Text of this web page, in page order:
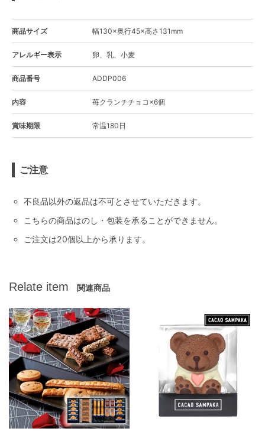
商品サイズ 幅130×奥行45×高さ131mm
アレルギー表示 卵、乳、小麦
商品番号 ADDP006
内容 苺クランチチョコ×6個
賞味期限 常温180日
ご注意
不良品以外の返品は不可とさせていただきます。
こちらの商品はのし・包装を承ることができません。
ご注文は20個以上から承ります。
Relate item 関連商品